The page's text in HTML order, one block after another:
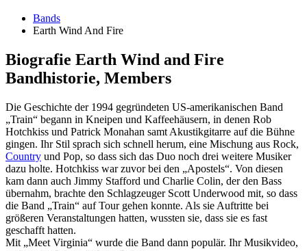
Bands
Earth Wind And Fire
Biografie Earth Wind and Fire
Bandhistorie, Members
Die Geschichte der 1994 gegründeten US-amerikanischen Band
„Train“ begann in Kneipen und Kaffeehäusern, in denen Rob
Hotchkiss und Patrick Monahan samt Akustikgitarre auf die Bühne
gingen. Ihr Stil sprach sich schnell herum, eine Mischung aus Rock,
Country und Pop, so dass sich das Duo noch drei weitere Musiker
dazu holte. Hotchkiss war zuvor bei den „Apostels“. Von diesen
kam dann auch Jimmy Stafford und Charlie Colin, der den Bass
übernahm, brachte den Schlagzeuger Scott Underwood mit, so dass
die Band „Train“ auf Tour gehen konnte. Als sie Auftritte bei
größeren Veranstaltungen hatten, wussten sie, dass sie es fast
geschafft hatten.
Mit „Meet Virginia“ wurde die Band dann populär. Ihr Musikvideo,